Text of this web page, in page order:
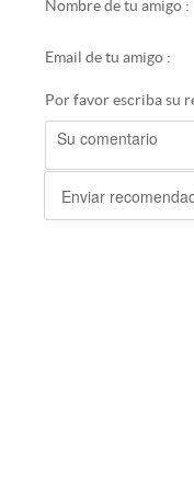
Nombre de tu amigo :
Email de tu amigo :
Por favor escriba su